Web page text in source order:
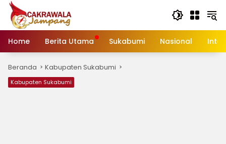
Langsung
konten
Home
Berita Utama Sukabumi Nasional
Beranda Kabupaten Sukabumi
Kabupaten Sukabumi